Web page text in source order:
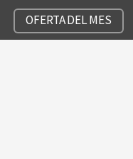
OFERTA DEL MES